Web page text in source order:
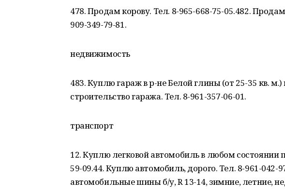
478. Продам корову. Тел. 8-965-668-75-05.482.
909-349-79-81.
недвижимость
483. Куплю гараж в р-не Белой глины (от 25-35 кв.
строительство гаража. Тел. 8-961-357-06-01.
транспорт
12. Куплю легковой автомобиль в любом состоянии
59-09.44. Куплю автомобиль, дорого. Тел. 8-961-042-
автомобильные шины б/у, R 13-14, зимние, летние,